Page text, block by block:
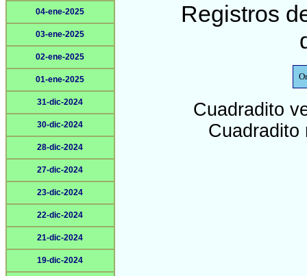
04-ene-2025
03-ene-2025
02-ene-2025
01-ene-2025
31-dic-2024
30-dic-2024
28-dic-2024
27-dic-2024
23-dic-2024
22-dic-2024
21-dic-2024
19-dic-2024
Registros
Cuadradito
Cuadradito